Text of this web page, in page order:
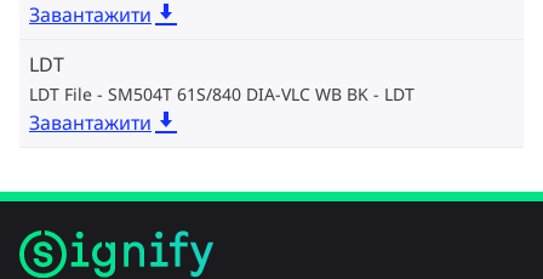
Завантажити
LDT
LDT File - SM504T 61S/840 DIA-VLC WB BK LDT
Завантажити